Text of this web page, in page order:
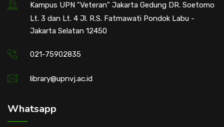
Kampus UPN "Veteran" Jakarta Gedung DR. Soetomo
Lt. 3 dan Lt. 4 Jl. R.S. Fatmawati Pondok Labu -
Jakarta Selatan 12450
021-75902835
library@upnvj.ac.id
Whatsapp